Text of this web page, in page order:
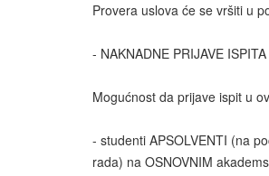
Provera uslova će se vršiti u
- NAKNADNE PRIJAVE
Mogućnost da prijave ispit u
- studenti APSOLVENTI (na
rada) na OSNOVNIM